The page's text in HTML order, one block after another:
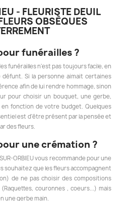
- FLEURISTE DEUIL
OBSÈQUES
funérailles ?
funérailles n'est pas toujours facile, en
Si la personne aimait certaines
afin de lui rendre hommage, sinon
pour choisir un bouquet, une gerbe,
fonction de votre budget. Quelques
est d'être présent par la pensée et
des fleurs.
une crémation ?
ORBIEU vous recommande pour une
souhaitez que les fleurs accompagnent
de ne pas choisir des compositions
couronnes , coeurs...) mais
une gerbe main.